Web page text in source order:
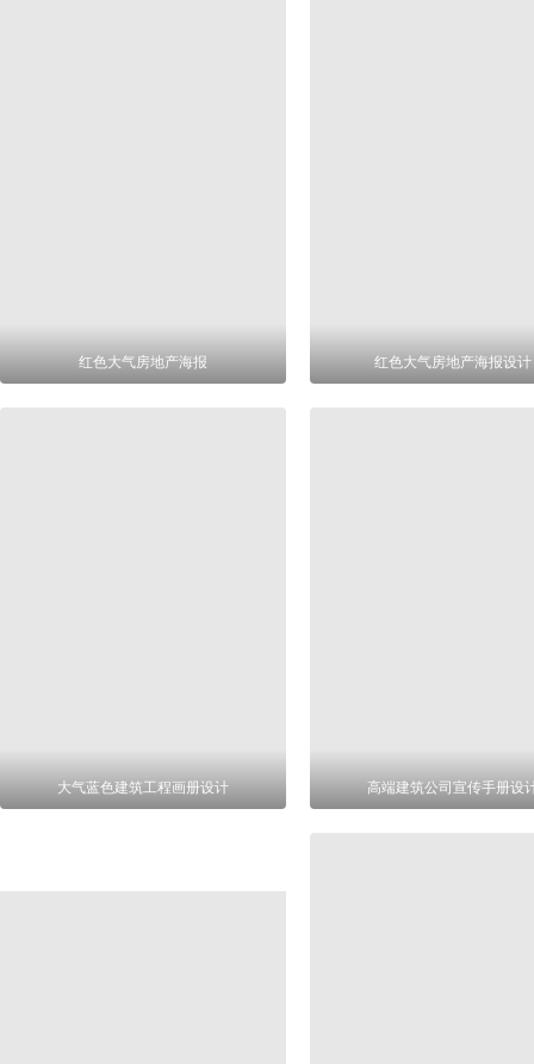
红色大气房地产海报 红色大气房地产海报设计
大气蓝色建筑工程画册设计 高端建筑公司宣传手册设